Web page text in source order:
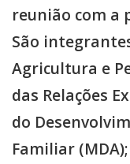
reunião com a
São
Agricultura e
das Relações
do
Familiar